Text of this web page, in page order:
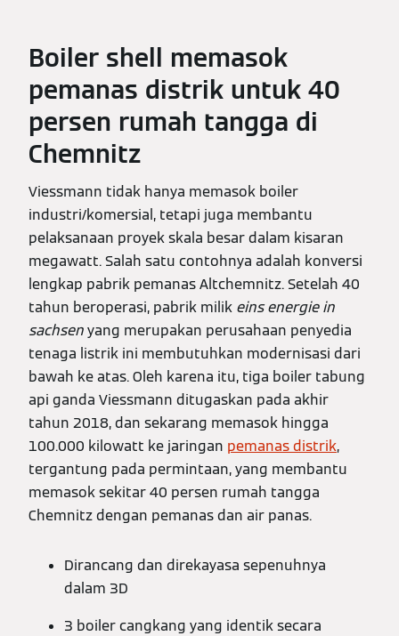
Boiler shell memasok
pemanas distrik untuk 40
persen rumah tangga di
Chemnitz
Viessmann tidak hanya memasok boiler
industri/komersial, tetapi juga membantu
pelaksanaan proyek skala besar dalam kisaran
megawatt. Salah satu contohnya adalah konversi
lengkap pabrik pemanas Altchemnitz. Setelah 40
tahun beroperasi, pabrik milik eins energie in
sachsenyang merupakan perusahaan penyedia
tenaga listrik ini membutuhkan modernisasi dari
bawah ke atas. Oleh karena itu, tiga boiler tabung
api ganda Viessmann ditugaskan pada akhir
tahun 2018, dan sekarang memasok hingga
100.000 kilowatt ke jaringan pemanas distrik,
tergantung pada permintaan, yang membantu
memasok sekitar 40 persen rumah tangga
Chemnitz dengan pemanas dan air panas.
Dirancang dan direkayasa sepenuhnya
dalam 3D
3 boiler cangkang yang identik secara